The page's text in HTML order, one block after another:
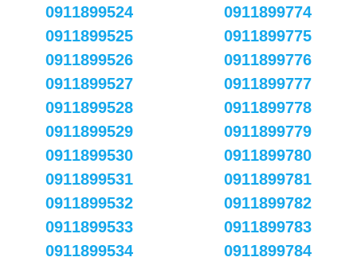
0911899524
0911899525
0911899526
0911899527
0911899528
0911899529
0911899530
0911899531
0911899532
0911899533
0911899534
0911899774
0911899775
0911899776
0911899777
0911899778
0911899779
0911899780
0911899781
0911899782
0911899783
0911899784